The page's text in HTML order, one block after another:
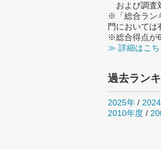
および調査
※「総合ラン
門においては
※総合得点が
≫ 詳細はこち
過去ラン
2025年 /
2010年度 /